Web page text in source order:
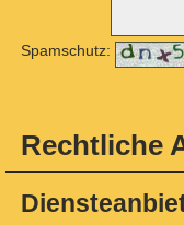
Spamschutz:
Rechtliche